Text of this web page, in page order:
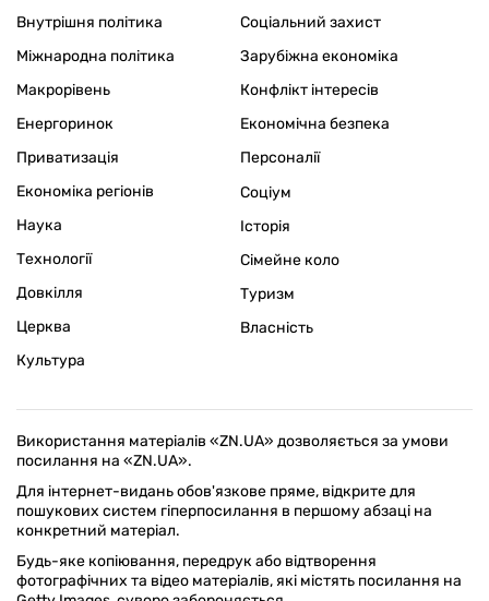
Внутрішня політика
Міжнародна політика
Макрорівень
Енергоринок
Приватизація
Економіка регіонів
Соціальний захист
Зарубіжна економіка
Конфлікт інтересів
Економічна безпека
Персоналії
Наука
Технології
Довкілля
Церква
Культура
Соціум
Історія
Сімейне коло
Туризм
Власність
Використання матеріалів «ZN.UA» дозволяється за умови
посилання на «ZN.UA».
Для інтернет-видань обов'язкове пряме, відкрите для
пошукових систем гіперпосилання в першому абзаці на
конкретний матеріал.
Будь-яке копіювання, передрук або відтворення
фотографічних та відео матеріалів, які містять посилання на